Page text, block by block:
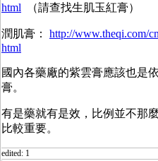
html （請查找生肌玉紅膏）
潤肌膏： http://www.theqi.com/
html
國內各藥廠的紫雲膏應該也是
膏。
有是藥就有是效，比例並不那
比較重要。
edited: 1